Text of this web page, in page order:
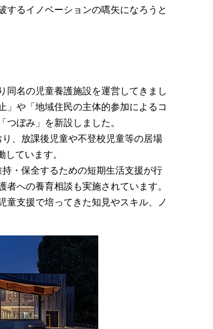
するイノベーションの嚆矢になろうと
同名の児童養護施設を運営してきまし
」や「地域住民の主体的参加によるコ
ぼみ」を新設しました。
、放課後児童や不登校児童等の居場
ています。
・保全するための短期生活支援が行
への養育相談も実施されています。
童支援で培ってきた知見やスキル、ノ